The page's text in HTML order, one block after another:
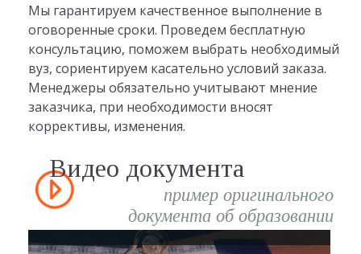
Мы гарантируем качественное выполнение в
оговоренные сроки. Проведем бесплатную
консультацию, поможем выбрать необходимый
вуз, сориентируем касательно условий заказа.
Менеджеры обязательно учитывают мнение
заказчика, при необходимости вносят
коррективы, изменения.
Видео документа
пример оригинального
документа об образовании